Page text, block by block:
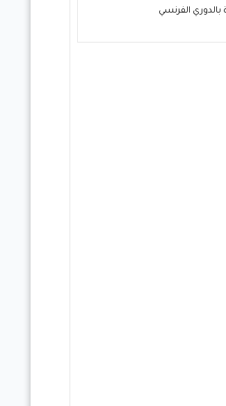
بالدوري الفرنسي